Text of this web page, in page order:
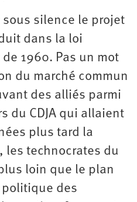
sous silence le projet
dans la loi
1960. Pas un mot
du marché commun
des alliés parmi
du CDJA qui allaient
plus tard la
les technocrates du
loin que le plan
politique des